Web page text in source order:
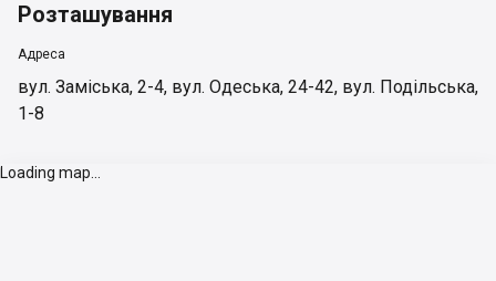
Розташування
Адреса
вул. Заміська, 2-4, вул. Одеська, 24-42, вул. Подільська,
1-8
Loading map...